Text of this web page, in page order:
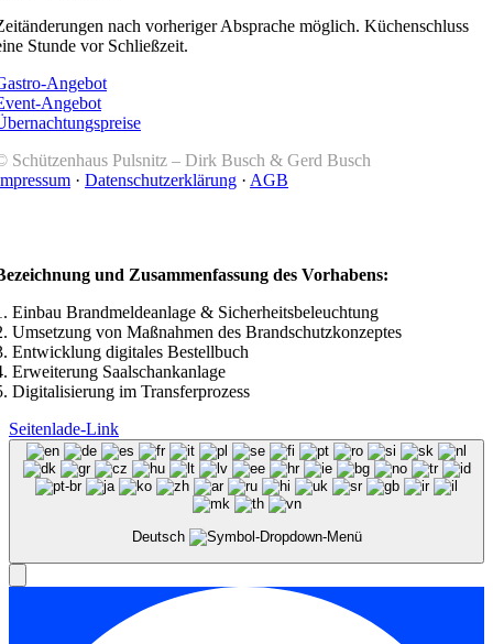
nach vorheriger Absprache möglich. Küchenschluss
Stunde vor Schließzeit.
Angebot
Angebot
Schützenhaus Pulsnitz –Dirk Busch & Gerd Busch
·Datenschutzerklärung ·AGB
und Zusammenfassung des Vorhabens:
Einbau Brandmeldeanlage & Sicherheitsbeleuchtung
Umsetzung von Maßnahmen des Brandschutzkonzeptes
Entwicklung digitales Bestellbuch
Erweiterung Saalschankanlage
Digitalisierung im Transferprozess
Seitenlade-Link
Deutsch